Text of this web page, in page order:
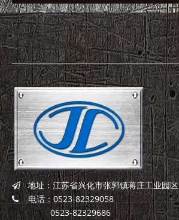
快速导航
地址：江苏省兴化市张郭镇蒋庄工业园区
电话：0523-82329058
0523-82329686